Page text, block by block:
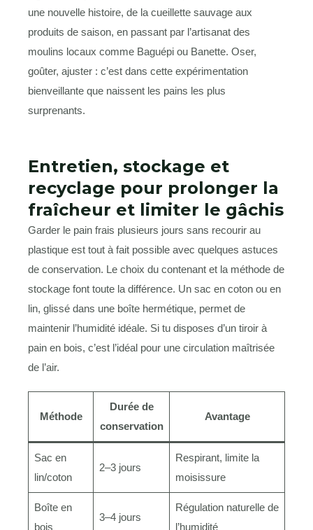
une nouvelle histoire, de la cueillette sauvage aux
produits de saison, en passant par l’artisanat des
moulins locaux comme Baguépi ou Banette. Oser,
goûter, ajuster : c’est dans cette expérimentation
bienveillante que naissent les pains les plus
surprenants.
Entretien, stockage et
recyclage pour prolonger la
fraîcheur et limiter le gâchis
Garder le pain frais plusieurs jours sans recourir au
plastique est tout à fait possible avec quelques astuces
de conservation. Le choix du contenant et la méthode de
stockage font toute la différence. Un sac en coton ou en
lin, glissé dans une boîte hermétique, permet de
maintenir l’humidité idéale. Si tu disposes d’un tiroir à
pain en bois, c’est l’idéal pour une circulation maîtrisée
de l’air.
Méthode
Durée de
conservation
Avantage
Sac en
lin/coton
2–3 jours
Respirant, limite la
moisissure
Boîte en
bois
3–4 jours
Régulation naturelle de
l’humidité